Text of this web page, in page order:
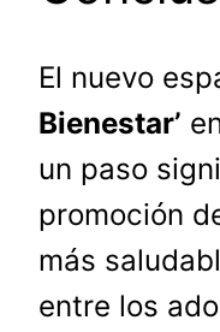
El nuevo
Bienestar’
un paso
promoción
más
entre los